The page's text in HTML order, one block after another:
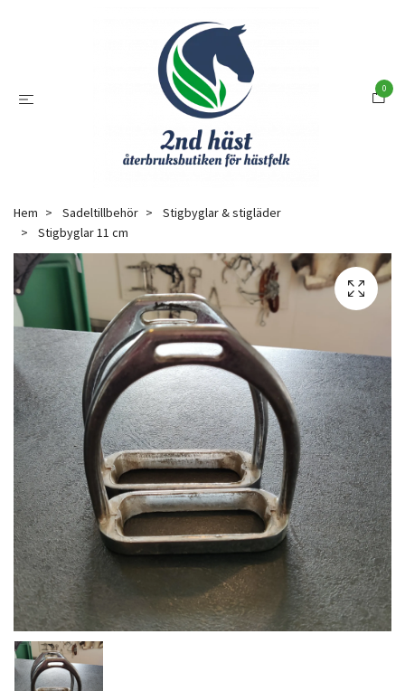
0
Hem Sadeltillbehör
Stigbyglar & stigläder
Stigbyglar 11 cm